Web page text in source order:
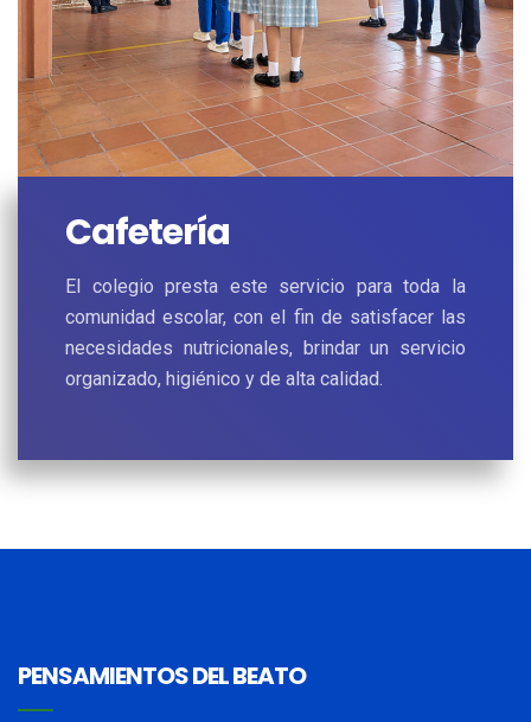
Cafetería
El colegio presta este servicio para toda la
comunidad escolar, con el fin de satisfacer las
necesidades nutricionales, brindar un servicio
organizado, higiénico y de alta calidad.
PENSAMIENTOS DEL BEATO